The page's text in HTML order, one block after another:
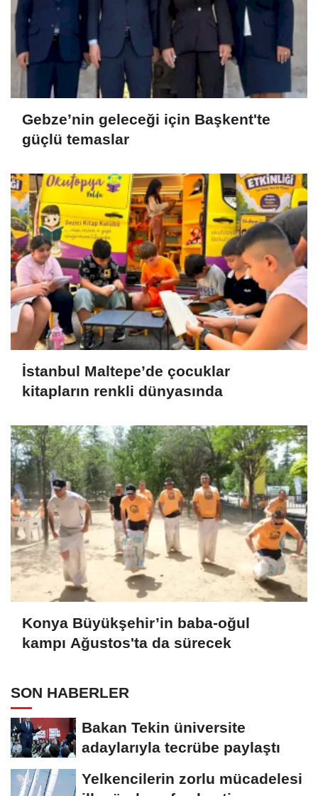
Gebze’nin geleceği için Başkent'te
güçlü temaslar
İstanbul Maltepe’de çocuklar
kitapların renkli dünyasında
Konya Büyükşehir’in baba-oğul
kampı Ağustos'ta da sürecek
SON HABERLER
Bakan Tekin üniversite
adaylarıyla tecrübe paylaştı
Yelkencilerin zorlu mücadelesi